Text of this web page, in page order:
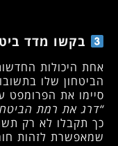
בקשו מדד
הביטחון שלו
סיימו את הפרומפט
“דרג את רמת הביטחון שלך מ-1
כך תקבלו לא רק
שמאפשרת לזהות